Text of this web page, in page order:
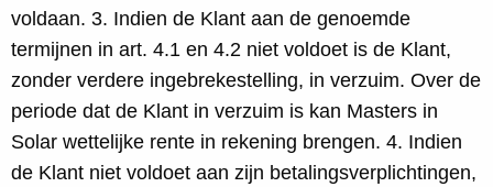
voldaan. 3. Indien de Klant aan de genoemde
termijnen in art. 4.1 en 4.2 niet voldoet is de Klant,
zonder verdere ingebrekestelling, in verzuim. Over de
periode dat de Klant in verzuim is kan Masters in
Solar wettelijke rente in rekening brengen. 4. Indien
de Klant niet voldoet aan zijn betalingsverplichtingen,